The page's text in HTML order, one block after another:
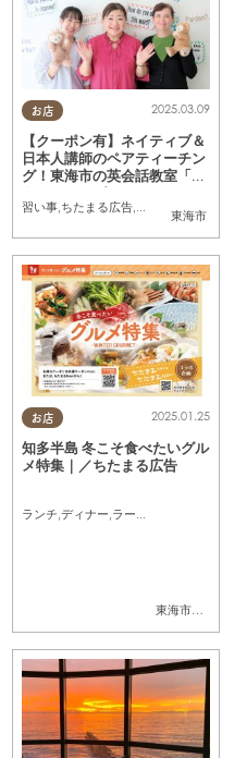
半田市 南知多町
クーポン
お店
東海市
2025.03.09
【クーポン有】ネイティブ＆
日本人講師のペアティーチン
グ！東海市の英会話教室「ス
ター・イングリッシュスクー
ル」／ちたまる広告
習い事, ちたまる広告,
お店
東海市
,大府市
2025.01.25
知多半島 冬こそ食べたいグル
メ特集｜／ちたまる広告
ランチ ディナー ラーメン